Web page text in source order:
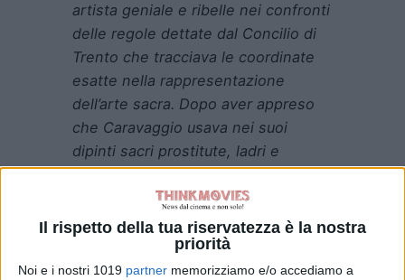
Il rispetto della tua riservatezza è la nostra
priorità
Noi e i nostri 1019 partner memorizziamo e/o accediamo a
artista geniale e ribelle nei confronti
delle regole dettate dal Concilio di
Trento che tracciava le coordinate
esatte nella rappresentazione
dell’arte sacra. Dopo aver appreso
che Caravaggio usava nei suoi
dipinti sacri prostitute, ladri e
vagabondi, Papa Paolo V decide di
commissionare a un agente segreto
del Vaticano una vera e propria
indagine, per decidere se
concedere la grazia che il pittore